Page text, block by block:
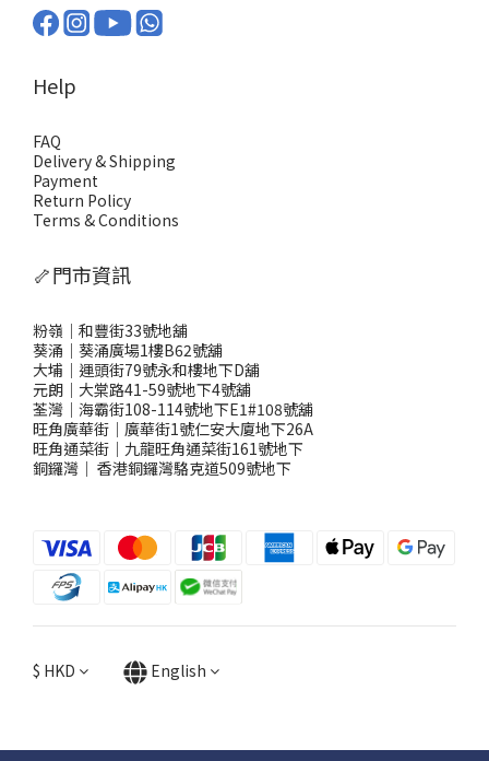
Help
FAQ
Delivery & Shipping
Payment
Return Policy
Terms & Conditions
🦴門市資訊
粉嶺｜和豐街33號地舖
葵涌｜葵涌廣場1樓B62號舖
大埔｜運頭街79號永和樓地下D舖
元朗｜大棠路41-59號地下4號舖
荃灣｜海霸街108-114號地下E1#108號舖
旺角廣華街｜廣華街1號仁安大廈地下26A
旺角通菜街｜九龍旺角通菜街161號地下
銅鑼灣 ｜ 香港銅鑼灣駱克道509號地下
$ HKD English